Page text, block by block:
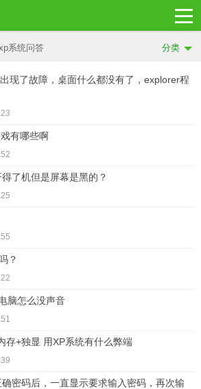
系统问答 分类
现了故障，桌面什么都没有了，explorer程
有哪些啊
了机但是屏幕是黑的？
？
脑怎么没声音
存+独显 用XP系统有什么弊端
密码后，一直显示要求输入密码，再次输